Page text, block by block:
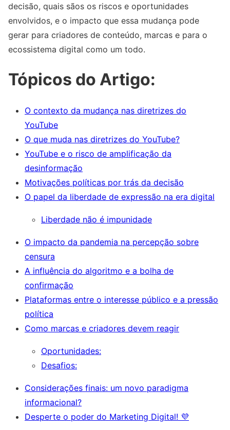
decisão, quais sãos os riscos e oportunidades
envolvidos, e o impacto que essa mudança pode
gerar para criadores de conteúdo, marcas e para o
ecossistema digital como um todo.
Tópicos do Artigo:
O contexto da mudança nas diretrizes do
YouTube
O que muda nas diretrizes do YouTube?
YouTube e o risco de amplificação da
desinformação
Motivações políticas por trás da decisão
O papel da liberdade de expressão na era digital
Liberdade não é impunidade
O impacto da pandemia na percepção sobre
censura
A influência do algoritmo e a bolha de
confirmação
Plataformas entre o interesse público e a pressão
política
Como marcas e criadores devem reagir
Oportunidades:
Desafios:
Considerações finais: um novo paradigma
informacional?
Desperte o poder do Marketing Digital! 💜